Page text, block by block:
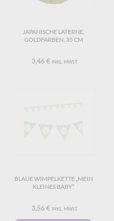
JAPANISCHE LATERNE,
GOLDFARBEN, 35 CM
3,46 € INKL. MWST.
BLAUE WIMPELKETTE „MEIN
KLEINES BABY“
3,56 € INKL. MWST.